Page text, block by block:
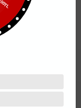
100TL